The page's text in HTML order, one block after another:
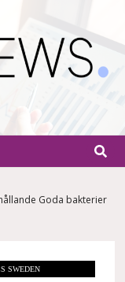
Goda bakterier
SWEDEN